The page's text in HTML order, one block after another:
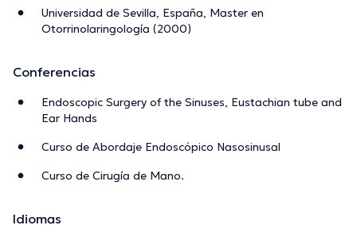
Universidad de Sevilla, España, Master en
Otorrinolaringología (2000)
Conferencias
Endoscopic Surgery of the Sinuses, Eustachian tube and
Ear Hands
Curso de Abordaje Endoscópico Nasosinusal
Curso de Cirugía de Mano.
Idiomas